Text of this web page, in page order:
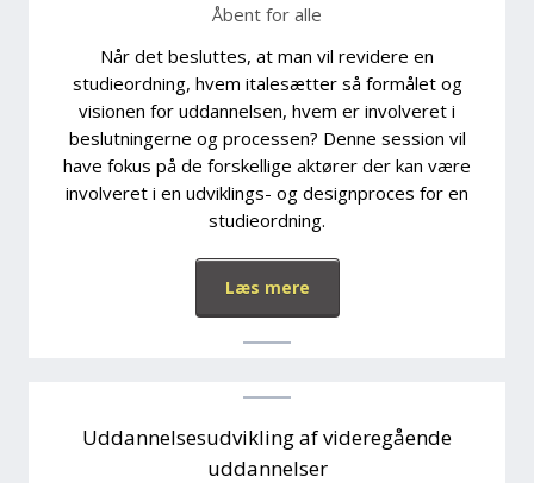
Åbent for alle
Når det besluttes, at man vil revidere en
studieordning, hvem italesætter så formålet og
visionen for uddannelsen, hvem er involveret i
beslutningerne og processen? Denne session vil
have fokus på de forskellige aktører der kan være
involveret i en udviklings- og designproces for en
studieordning.
Læs mere
Uddannelsesudvikling af videregående
uddannelser